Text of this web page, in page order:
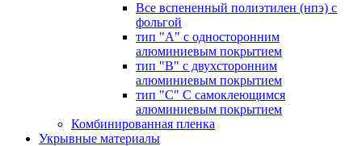
Все вспененный полиэтилен (нпэ) с
фольгой
тип "А" с односторонним
алюминиевым покрытием
тип "В" с двухсторонним
алюминиевым покрытием
тип "С" С самоклеющимся
алюминиевым покрытием
Комбинированная пленка
Укрывные материалы